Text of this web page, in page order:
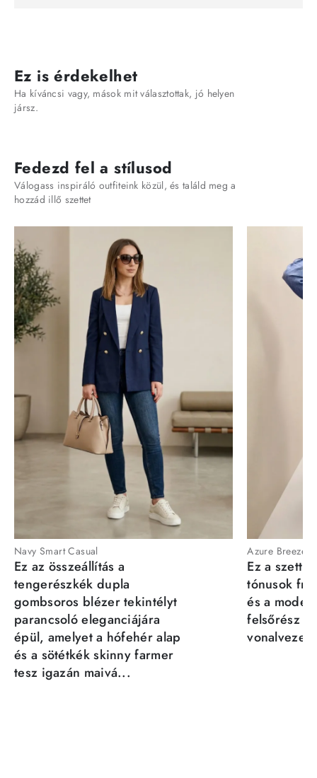
Ez is érdekelhet
Ha kíváncsi vagy, mások mit választottak, jó helyen
jársz.
Fedezd fel a stílusod
Válogass inspiráló outfiteink közül, és találd meg a
hozzád illő szettet
Navy Smart Casual
Ez az összeállítás a
tengerészkék dupla
gombsoros blézer tekintélyt
parancsoló eleganciájára
épül, amelyet a hófehér alap
és a sötétkék skinny farmer
tesz igazán maivá...
Azure Breeze
Ez a szett
tónusok
és a
felsőrész